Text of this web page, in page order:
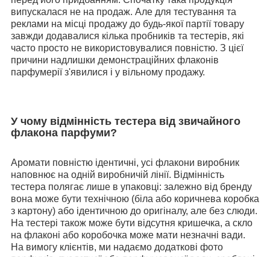
випускалася не на продаж. Але для тестування та
реклами на місці продажу до будь-якої партії товару
завжди додавалися кілька пробників та тестерів, які
часто просто не використовувалися повністю. З цієї
причини надлишки демонстраційних флаконів
парфумерії з'явилися і у вільному продажу.
У чому відмінність тестера від звичайного
флакона парфуми?
Аромати повністю ідентичні, усі флакони виробник
наповнює на одній виробничій лінії. Відмінність
тестера полягає лише в упаковці: залежно від бренду
вона може бути технічною (біла або коричнева коробка
з картону) або ідентичною до оригіналу, але без слюди.
На тестері також може бути відсутня кришечка, а скло
на флаконі або коробочка може мати незначні вади.
На вимогу клієнтів, ми надаємо додаткові фото